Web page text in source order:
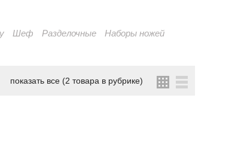
Шеф Разделочные
Наборы ножей
показать все (2 товара в рубрике)